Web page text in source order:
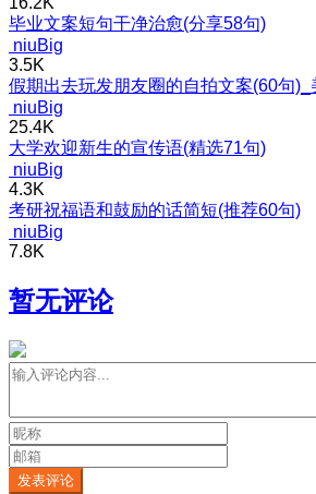
毕业文案短句干净治愈(分享58句)
niuBig
3.5K
假期出去玩发朋友圈的自拍文案(60句)_
niuBig
25.4K
大学欢迎新生的宣传语(精选71句)
niuBig
4.3K
考研祝福语和鼓励的话简短(推荐60句)
niuBig
7.8K
暂无评论
发表评论